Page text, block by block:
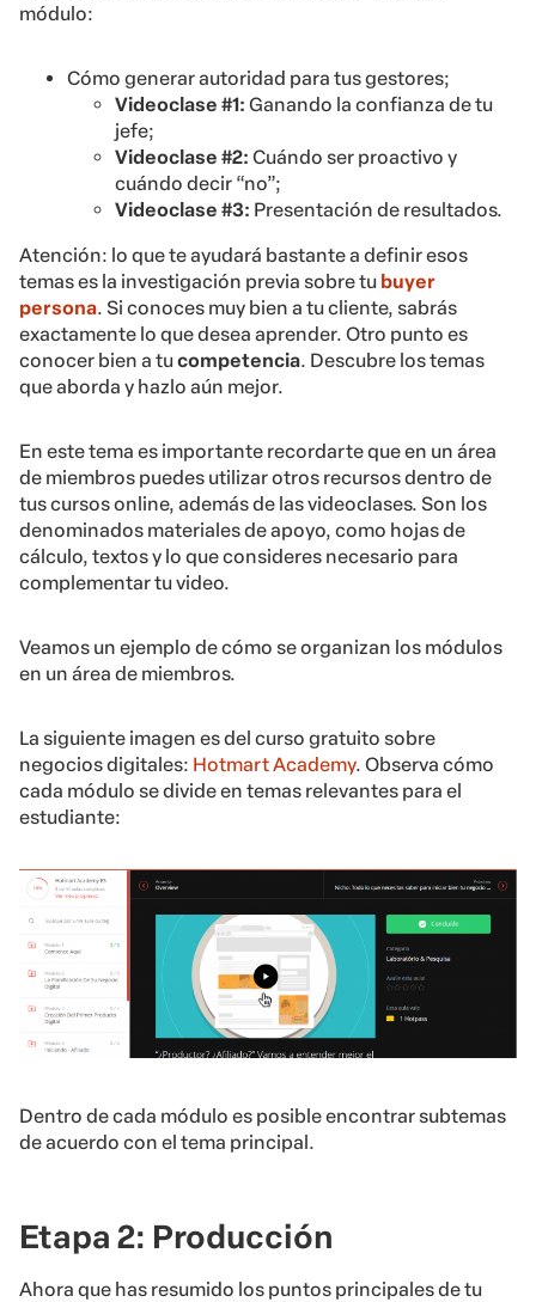
módulo:
Cómo generar autoridad para tus gestores;
Videoclase #1: Ganando la confianza de tu
jefe;
Videoclase #2: Cuándo ser proactivo y
cuándo decir “no”;
Videoclase #3: Presentación de resultados.
Atención: lo que te ayudará bastante a definir esos
temas es la investigación previa sobre tu buyer
persona. Si conoces muy bien a tu cliente, sabrás
exactamente lo que desea aprender. Otro punto es
conocer bien a tucompetencia. Descubre los temas
que aborda y hazlo aún mejor.
En este tema es importante recordarte que en un área
de miembros puedes utilizar otros recursos dentro de
tus cursos online, además de las videoclases. Son los
denominados materiales de apoyo, como hojas de
cálculo, textos y lo que consideres necesario para
complementar tu video.
Veamos un ejemplo de cómo se organizan los módulos
en un área de miembros.
La siguiente imagen es del curso gratuito sobre
negocios digitales: Hotmart Academy. Observa cómo
cada módulo se divide en temas relevantes para el
estudiante:
Dentro de cada módulo es posible encontrar subtemas
de acuerdo con el tema principal.
Etapa 2: Producción
Ahora que has resumido los puntos principales de tu